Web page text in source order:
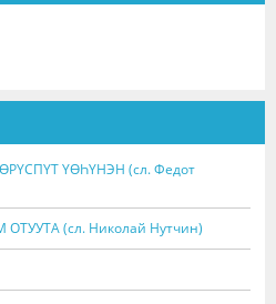
ҮӨҺҮНЭН (сл. Федот
(сл. Николай Нутчин)